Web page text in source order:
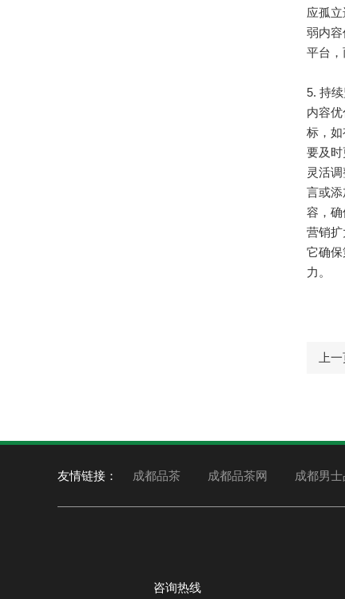
应孤
弱内
平台，
5. 持
内容
标，
要及
灵活
言或
容，
营销
它确
力。
上
友情链接： 成都品茶 成都品茶网 成都男
咨询热线